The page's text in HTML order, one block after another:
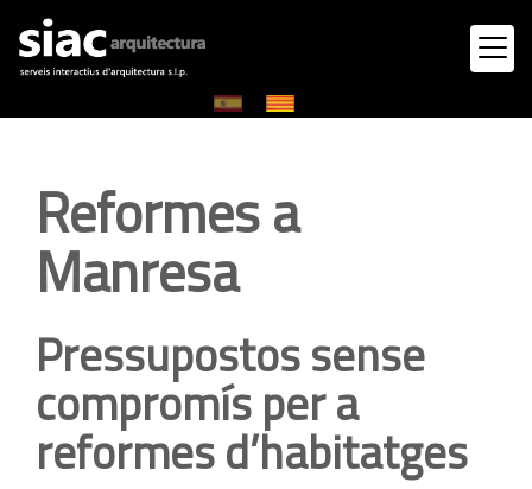
Reformes a
Manresa
Pressupostos sense
compromís per a
reformes d’habitatges